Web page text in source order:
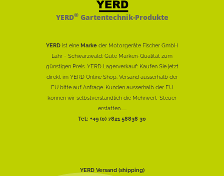
YERD®Gartentechnik-Produkte
YERD ist eine Marke der Motorgeräte Fischer GmbH
Lahr - Schwarzwald: Gute Marken-Qualität zum
günstigen Preis. YERD Lagerverkauf: Kaufen Sie jetzt
direkt im YERD Online Shop. Versand ausserhalb der
EU bitte auf Anfrage. Kunden ausserhalb der EU
können wir selbstverständlich die Mehrwert-Steuer
erstatten......
Tel.: +49 (0) 7821 58838 30
YERD Versand (shipping)